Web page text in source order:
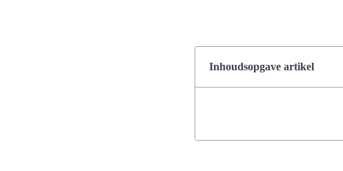
Inhoudsopgave artikel